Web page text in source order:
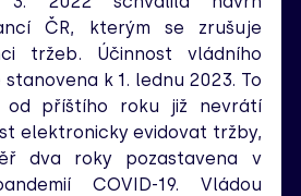
ČR, kterým se zrušuje
tržeb. Účinnost vládního
k 1. lednu 2023. To
od příštího roku již nevrátí
elektronicky evidovat tržby,
dva roky pozastavena v
COVID-19. Vládou